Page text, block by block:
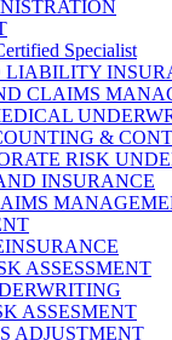
Specialist
LIABILITY
CLAIMS
&
RISK
INSURANCE
ASSESSMENT
ASSESMENT
ADJUSTMENT